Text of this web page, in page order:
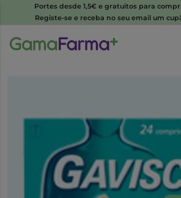
Portes desde 1,5€ e gratuitos para
Registe-se e receba no seu email um